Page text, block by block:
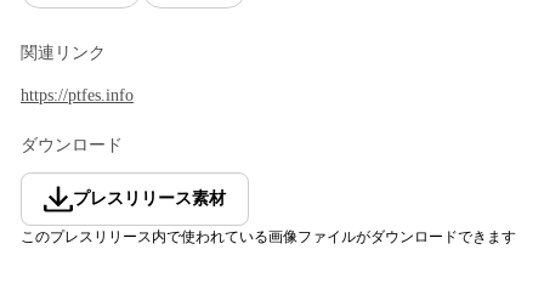
関連リンク
https://ptfes.info
ダウンロード
プレスリリース素材
このプレスリリース内で使われている画像ファイルがダウンロードできます